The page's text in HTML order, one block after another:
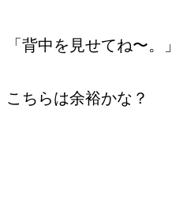
「背中を見せてね〜。」
こちらは余裕かな？